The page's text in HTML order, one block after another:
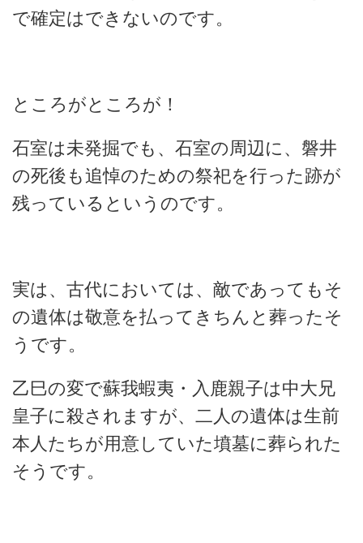
で確定はできないのです。
ところがところが！
石室は未発掘でも、石室の周辺に、磐井
の死後も追悼のための祭祀を行った跡が
残っているというのです。
実は、古代においては、敵であってもそ
の遺体は敬意を払ってきちんと葬ったそ
うです。
乙巳の変で蘇我蝦夷・入鹿親子は中大兄
皇子に殺されますが、二人の遺体は生前
本人たちが用意していた墳墓に葬られた
そうです。